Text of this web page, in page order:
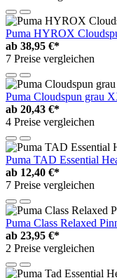
Puma HYROX
ab 38,95 €*
7 Preise vergleichen
Puma Cloudspun grau
ab 20,43 €*
4 Preise vergleichen
Puma TAD Essential
ab 12,40 €*
7 Preise vergleichen
Puma Class Relaxed
ab 23,95 €*
2 Preise vergleichen